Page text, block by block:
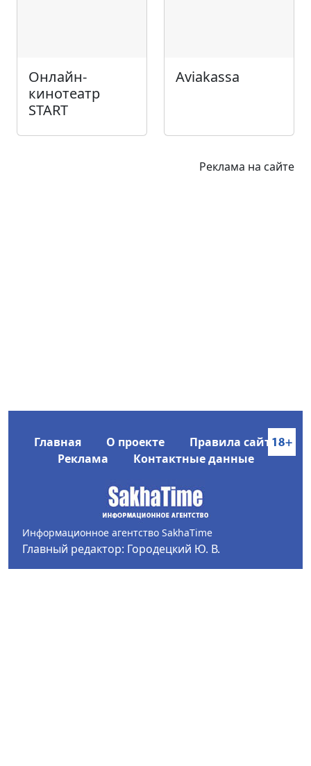
Онлайн-
кинотеатр
START
Aviakassa
Реклама на сайте
Главная О проекте
Правила сайта
Реклама
Контактные данные
Информационное агентство SakhaTime
Главный редактор: Городецкий Ю. В.